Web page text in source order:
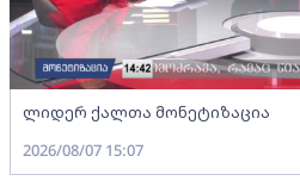
ლიდერ ქალთა მონეტიზაცია
2026/08/07 15:07